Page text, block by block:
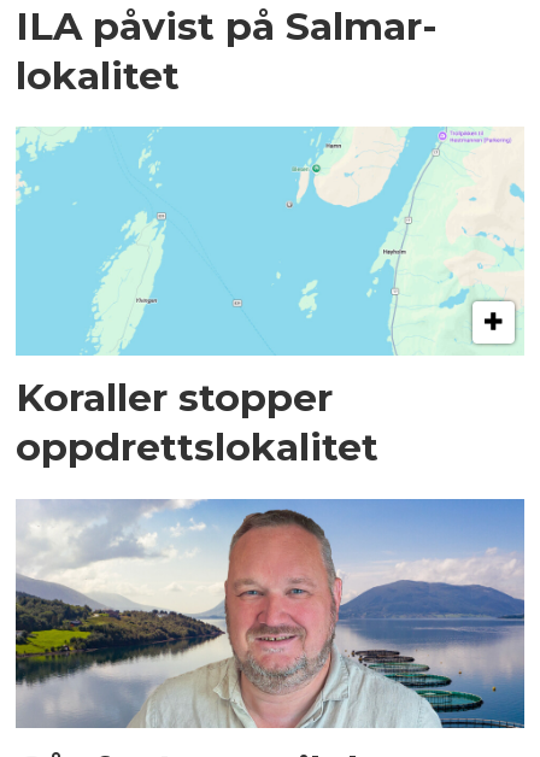
ILA påvist på Salmar-
lokalitet
Koraller stopper
oppdrettslokalitet